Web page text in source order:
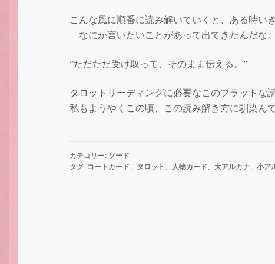
こんな風に順番に読み解いていくと、ある時い
「なにか言いたいことがあって出てきたんだな。
”ただただ受け取って、そのまま伝える。”
タロットリーディングに必要なこのフラットな
私もようやくこの頃、この読み解き方に馴染ん
カテゴリー: ソード
タグ: コートカード、 タロット 、 人物カード、大アルカナ、小ア